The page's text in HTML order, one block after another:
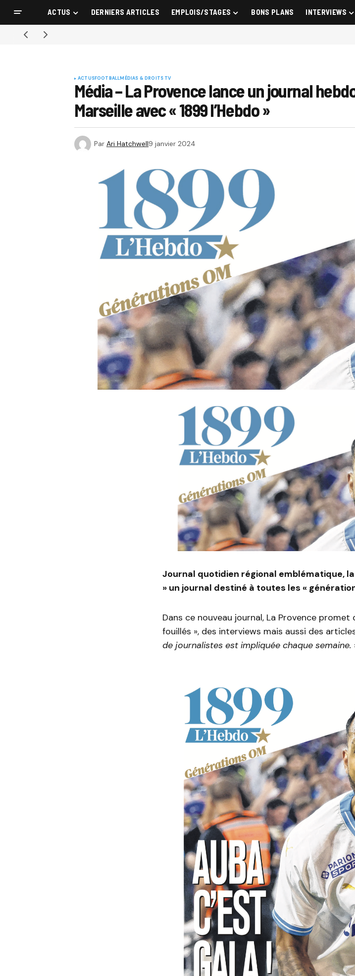
ACTUS DERNIERS ARTICLES EMPLOIS/STAGES BONS PLANS INTERVIEWS
ACTUSFOOTBALLMÉDIAS & DROITS TV
Média – La Provence lance un journal
Marseille avec « 1899 l’Hebdo »
Par Ari Hatchwell9 janvier 2024
Journal quotidien régional emblématique, la
» un journal destiné à toutes les «
Dans ce nouveau journal, La Provence
fouillés », des interviews mais aussi des
de journalistes est impliquée chaque semaine.